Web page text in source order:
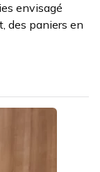
envisagé
des paniers en